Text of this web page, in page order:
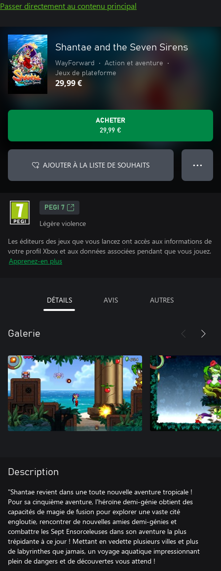
Passer directement au contenu principal
Shantae and the Seven Sirens
WayForward • Action et aventure
•
Jeux de plateforme
29,99 €
ACHETER
29,99 €
AJOUTER À LA LISTE DE SOUHAITS ● ● ●
PEGI 7
Légère violence
Les éditeurs des jeux que vous lancez ont accès aux informations de
votre profil Xbox et aux données associées pendant que vous jouez.
Apprenez-en plus
DÉTAILS AVIS AUTRES
Galerie
Description
"Shantae revient dans une toute nouvelle aventure tropicale !
Pour sa cinquième aventure, l'héroïne demi-génie obtient des
capacités de magie de fusion pour explorer une vaste cité
engloutie, rencontrer de nouvelles amies demi-génies et
combattre les Sept Ensorceleuses dans son aventure la plus
trépidante à ce jour ! Mettant en vedette plusieurs villes et plus
de labyrinthes que jamais, un voyage aquatique impressionnant
plein de dangers et de découvertes vous attend !